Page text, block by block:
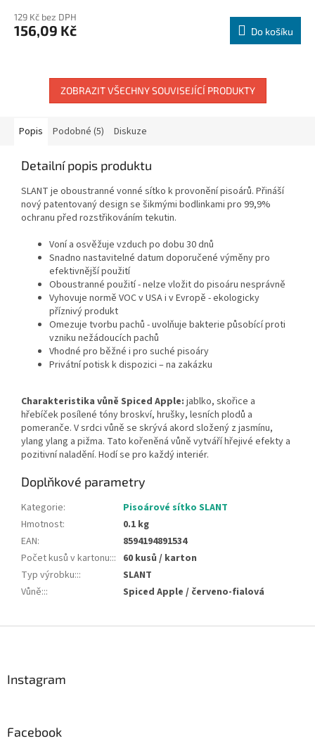
129 Kč bez DPH
156,09 Kč Do košíku
ZOBRAZIT VŠECHNY SOUVISEJÍCÍ PRODUKTY
Popis Podobné (5) Diskuze
Detailní popis produktu
SLANT je oboustranné vonné sítko k provonění pisoárů. Přináší
nový patentovaný design se šikmými bodlinkami pro 99,9%
ochranu před rozstřikováním tekutin.
Voní a osvěžuje vzduch po dobu 30 dnů
Snadno nastavitelné datum doporučené výměny pro
efektivnější použití
Oboustranné použití - nelze vložit do pisoáru nesprávně
Vyhovuje normě VOC v USA i v Evropě - ekologicky
příznivý produkt
Omezuje tvorbu pachů - uvolňuje bakterie působící proti
vzniku nežádoucích pachů
Vhodné pro běžné i pro suché pisoáry
Privátní potisk k dispozici – na zakázku
Charakteristika vůně Spiced Apple: jablko, skořice a
hřebíček posílené tóny broskví, hrušky, lesních plodů a
pomeranče. V srdci vůně se skrývá akord složený z jasmínu,
ylang ylang a pižma. Tato kořeněná vůně vytváří hřejivé efekty a
pozitivní naladění. Hodí se pro každý interiér.
Doplňkové parametry
Kategorie:
Pisoárové sítko SLANT
Hmotnost:
0.1 kg
EAN:
8594194891534
Počet kusů v kartonu::: 60 kusů / karton
Typ výrobku:::
SLANT
Vůně::: Spiced Apple / červeno-fialová
Instagram
Facebook